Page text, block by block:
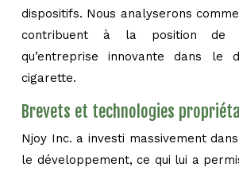
dispositifs. Nous analyserons
contribuent à la position de
qu’entreprise innovante dans le
cigarette.
Brevets et technologies
Njoy Inc. a investi massivement
le développement, ce qui lui a